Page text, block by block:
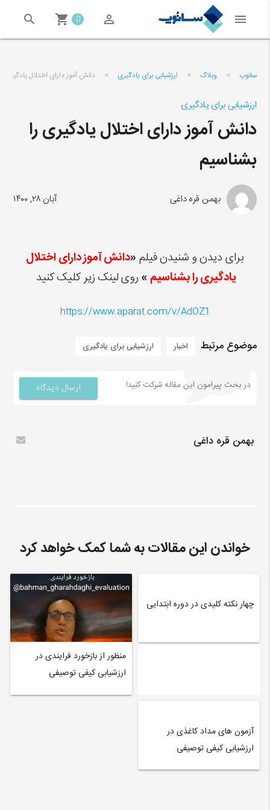
close menu
perm_identity
0
shopping_cart
search
سانوپ > وبلاگ > ارزشیابی برای یادگیری > دانش آموز دارای اختلال یادگیری
ارزشیابی برای یادگیری
دانش آموز دارای اختلال یادگیری را
بشناسیم
بهمن قره داغی آبان ۲۸, ۱۴۰۰
برای دیدن و شنیدن فیلم «دانش آموز دارای اختلال
یادگیری را بشناسیم » روی لینک زیر کلیک کنید
https://www.aparat.com/v/AdOZ1
موضوع مرتبط اخبار ارزشیابی برای یادگیری
در بحث‌‌ پیرامون این مقاله شرکت کنید! ارسال دیدگاه
بهمن قره داغی
خواندن این مقالات به شما کمک خواهد کرد
چهار نکته کلیدی در دوره ابتدایی
منظور از بازخورد فرایندی در
ارزشیابی کیفی توصیفی
آزمون های مداد کاغذی در
ارزشیابی کیفی توصیفی